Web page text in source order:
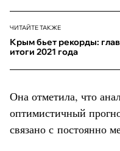
ЧИТАЙТЕ ТАКЖЕ
Крым бьет рекорды:
итоги 2021 года
Она отметила, что
оптимистичный
связано с постоянно